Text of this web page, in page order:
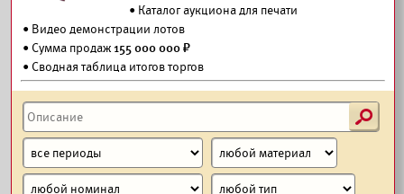
• Каталог аукциона для печати
• Видео демонстрации лотов
• Сумма продаж155 000 000 ₽
• Сводная таблица итогов торгов
s